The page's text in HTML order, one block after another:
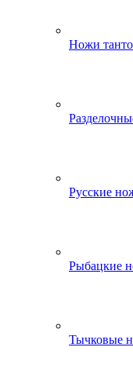
Ножи танто
Русские
Рыбацкие
Тычковые